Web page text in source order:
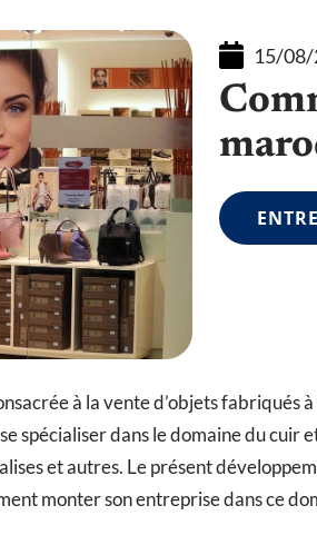
15/
à la vente d’objets fabriqués
spécialiser dans le domaine du cuir
et autres. Le présent
monter son entreprise dans ce